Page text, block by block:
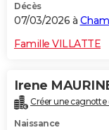
Décès
07/03/2026 à
Famille VILLATTE
Irene
Créer une cagnotte
Naissance